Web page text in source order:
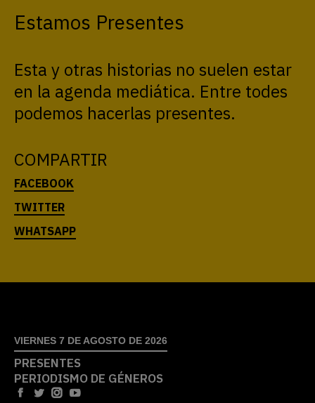
Estamos Presentes
Esta y otras historias no suelen estar
en la agenda mediática. Entre todes
podemos hacerlas presentes.
COMPARTIR
VIERNES 7 DE AGOSTO DE 2026
PRESENTES
PERIODISMO DE GÉNEROS